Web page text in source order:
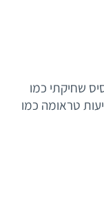
שחיקתי כמו
טראומה כמו